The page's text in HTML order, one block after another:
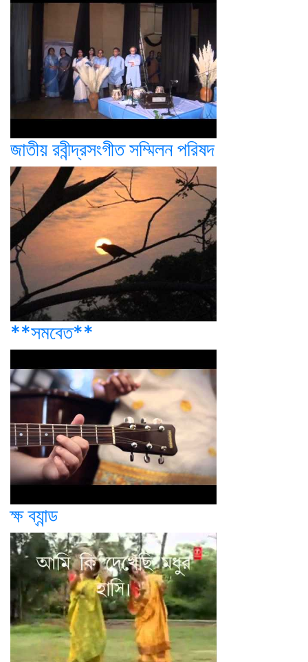
জাতীয় রবীন্দ্রসংগীত সম্মিলন পরিষদ
**সমবেত**
ক্ষ ব্যান্ড